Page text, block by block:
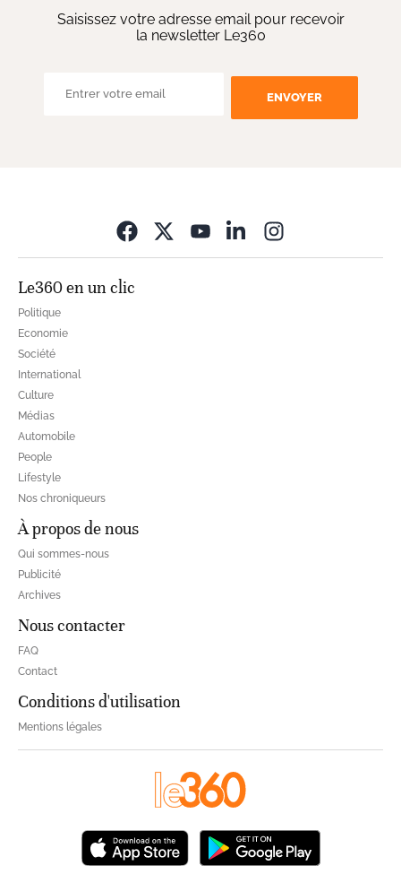
Saisissez votre adresse email pour recevoir
la newsletter Le360
ENVOYER
Le360 en un clic
Politique
Economie
Société
International
Culture
Médias
Automobile
People
Lifestyle
Nos chroniqueurs
À propos de nous
Qui sommes-nous
Publicité
Archives
Nous contacter
FAQ
Contact
Conditions d'utilisation
Mentions légales